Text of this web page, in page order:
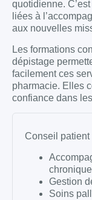
quotidienne.
liées à
aux nouvelles
Les formations
dépistage
facilement ces
pharmacie. Elles
confiance dans
Conseil patient
Gestion
Soins